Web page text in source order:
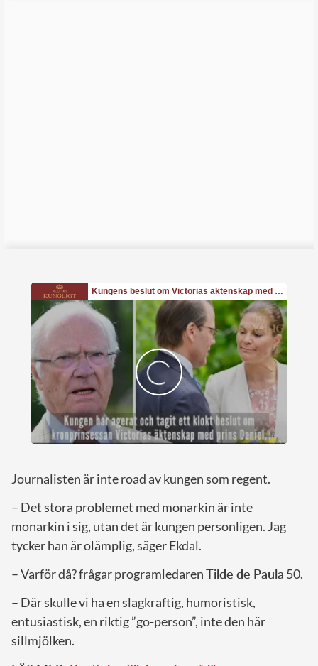
Journalisten är inte road av kungen som regent.
– Det stora problemet med monarkin är inte
monarkin i sig, utan det är kungen personligen. Jag
tycker han är olämplig, säger Ekdal.
– Varför då? frågar programledarenTilde de Paula 50.
– Där skulle vi ha en slagkraftig, humoristisk,
entusiastisk, en riktig ”go-person”, inte den här
sillmjölken.